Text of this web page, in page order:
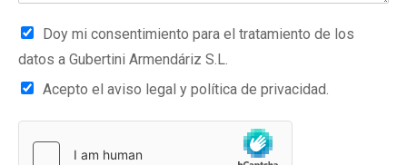
Doy mi consentimiento para el tratamiento de los
datos a Gubertini Armendáriz S.L.
Acepto el aviso legal y política de privacidad.